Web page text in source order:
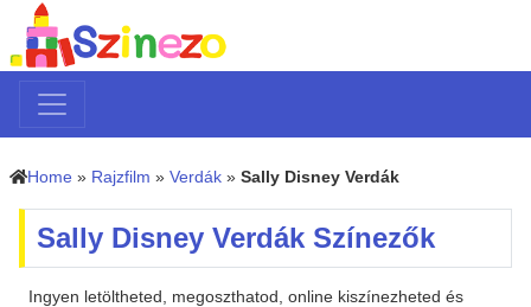
Home » Rajzfilm » Verdák » Sally Disney Verdák
Sally Disney Verdák Színezők
Ingyen letöltheted, megoszthatod, online kiszínezheted és